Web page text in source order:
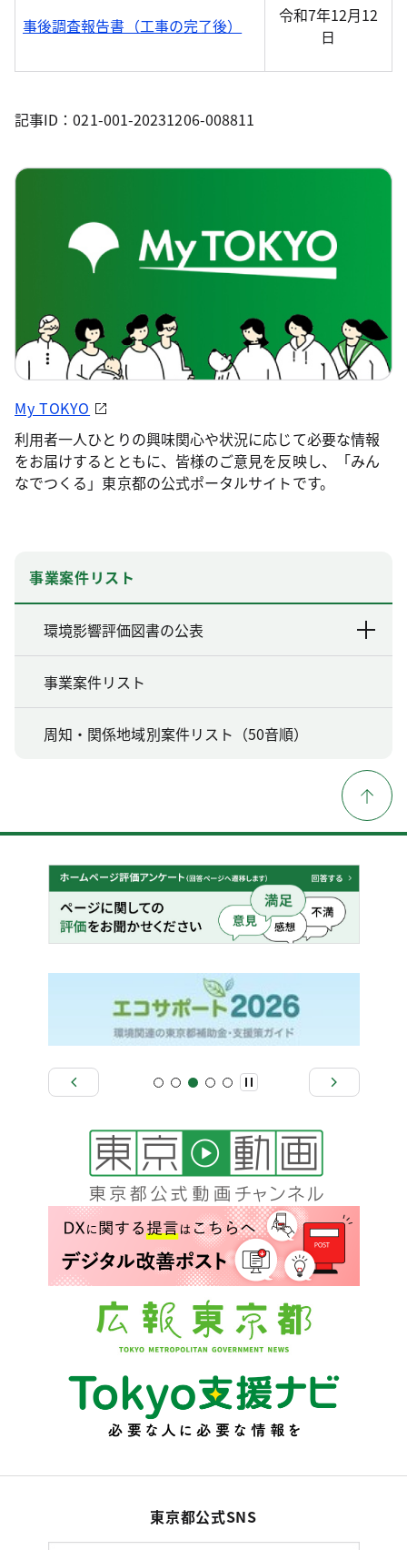
事後調査報告書（工事の完了後）
令和7年12月12
日
記事ID：021-001-20231206-008811
My TOKYO
利用者一人ひとりの興味関心や状況に応じて必要な情報
をお届けするとともに、皆様のご意見を反映し、「みん
なでつくる」東京都の公式ポータルサイトです。
事業案件リスト
環境影響評価図書の公表
事業案件リスト
周知・関係地域別案件リスト（50音順）
東京都公式SNS